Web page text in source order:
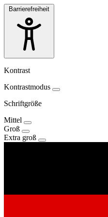
Barrierefreiheit
Kontrast
Kontrastmodus
Schriftgröße
Mittel
Groß
Extra groß